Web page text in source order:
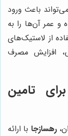
باعث ورود
و عمر آن‌ها را به
از لاستیک‌های
افزایش مصرف
تامین
رهسازجا با ارائه